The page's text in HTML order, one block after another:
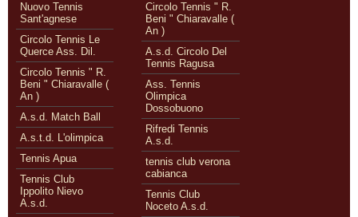
Nuovo Tennis
Sant'agnese
Circolo Tennis Le
Querce Ass. Dil.
Circolo Tennis " R.
Beni " Chiaravalle (
An )
A.s.d. Match Ball
A.s.t.d. L'olimpica
Tennis Apua
Tennis Club
Ippolito Nievo
A.s.d.
Circolo Tennis " R.
Beni " Chiaravalle (
An )
A.s.d. Circolo Del
Tennis Ragusa
Ass. Tennis
Olimpica
Dossobuono
Rifredi Tennis
A.s.d.
tennis club verona
cabianca
Tennis Club
Noceto A.s.d.